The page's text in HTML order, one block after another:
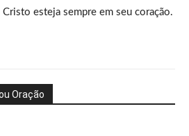
Cristo esteja sempre em seu coração.
Oração